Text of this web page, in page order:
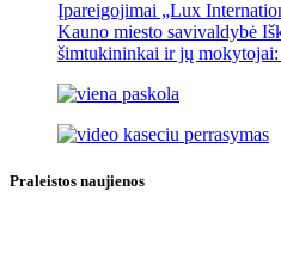
Įpareigojimai „Lux
Kauno miesto savivaldybė
šimtukininkai ir jų
Praleistos naujienos